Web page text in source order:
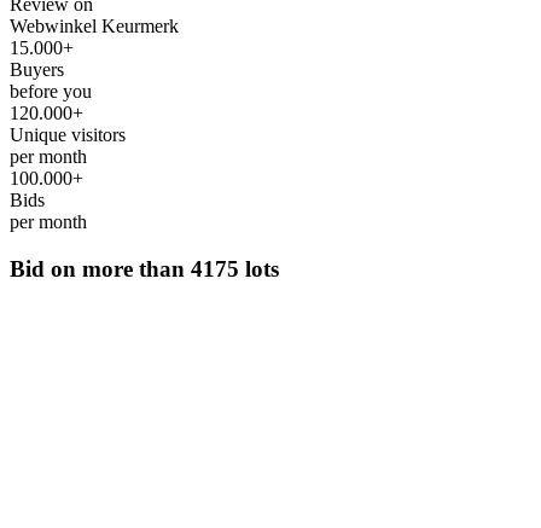
Review on
Webwinkel Keurmerk
15.000+
Buyers
before you
120.000+
Unique visitors
per month
100.000+
Bids
per month
Bid on more than 4175 lots